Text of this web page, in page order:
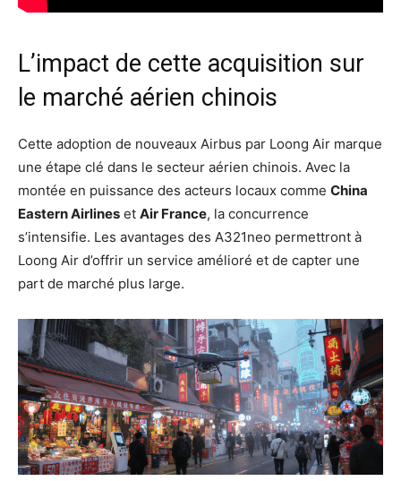
L’impact de cette acquisition sur
le marché aérien chinois
Cette adoption de nouveaux Airbus par Loong Air marque
une étape clé dans le secteur aérien chinois. Avec la
montée en puissance des acteurs locaux comme China
Eastern Airlines et Air France, la concurrence
s’intensifie. Les avantages des A321neo permettront à
Loong Air d’offrir un service amélioré et de capter une
part de marché plus large.